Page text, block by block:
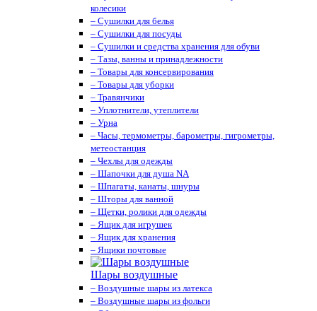
колесики
– Сушилки для белья
– Сушилки для посуды
– Сушилки и средства хранения для обуви
– Тазы, ванны и принадлежности
– Товары для консервирования
– Товары для уборки
– Травянчики
– Уплотнители, утеплители
– Урна
– Часы, термометры, барометры, гигрометры,
метеостанция
– Чехлы для одежды
– Шапочки для душа NA
– Шпагаты, канаты, шнуры
– Шторы для ванной
– Щетки, ролики для одежды
– Ящик для игрушек
– Ящик для хранения
– Ящики почтовые
Шары воздушные
– Воздушные шары из латекса
– Воздушные шары из фольги